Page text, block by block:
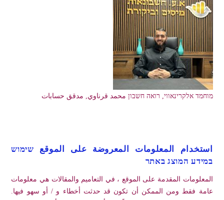
מוחמד אלקרינאווי, רואה חשבון محمد قرناوي, مدقق حسابات
استخدام المعلومات المعروضة على الموقع שימוש
במידע המוצג באתר
المعلومات المقدمة على الموقع ، في التعاميم والمقالات هي معلومات
عامة فقط ومن الممكن أن تكون قد حدثت أخطاء و / أو سهو فيها.